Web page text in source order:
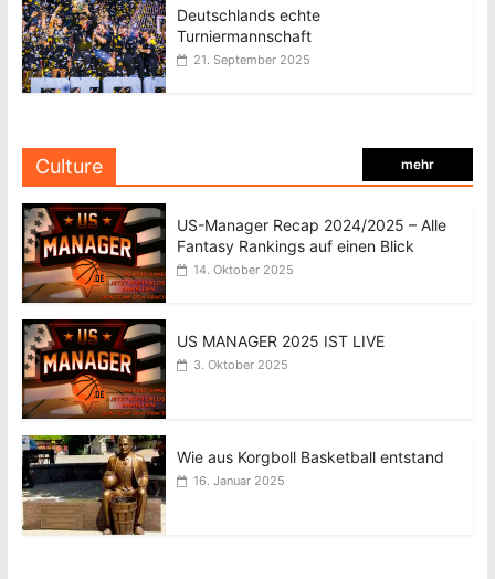
Deutschlands echte
Turniermannschaft
21. September 2025
Culture mehr
US-Manager Recap 2024/2025 – Alle
Fantasy Rankings auf einen Blick
14. Oktober 2025
US MANAGER 2025 IST LIVE
3. Oktober 2025
Wie aus Korgboll Basketball entstand
16. Januar 2025